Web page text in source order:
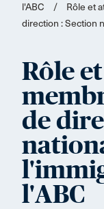
l'ABC
/
Rôle et
direction : Section
Rôle
de
l'ABC